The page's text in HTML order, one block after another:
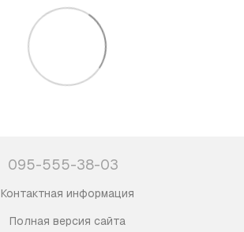
095-555-38-03
Контактная информация
Полная версия сайта